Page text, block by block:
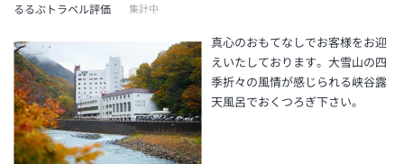
るるぶトラベル評価
集計中
真心のおもてなしでお客様をお迎
えいたしております。大雪山の四
季折々の風情が感じられる峡谷露
天風呂でおくつろぎ下さい。